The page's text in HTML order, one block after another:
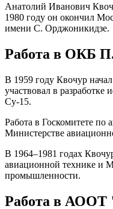
Анатолий Иванович
1980 году он окончил
имени С. Орджоникидзе.
Работа в ОКБ
В 1959 году Квочур
участвовал в
Су-15.
Работа в Госкомитете по
Министерстве
В 1964–1981 годах
авиационной технике и
промышленности.
Работа в АООТ